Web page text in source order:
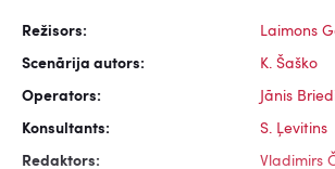
Režisors: Laimons
Scenārija autors: K. Šaško
Operators: Jānis
Konsultants: S. Ļevitins
Redaktors: Vladimirs